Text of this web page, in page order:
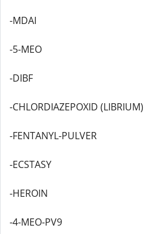
-MDAI
-5-MEO
-DIBF
-CHLORDIAZEPOXID (LIBRIUM)
-FENTANYL-PULVER
-ECSTASY
-HEROIN
-4-MEO-PV9